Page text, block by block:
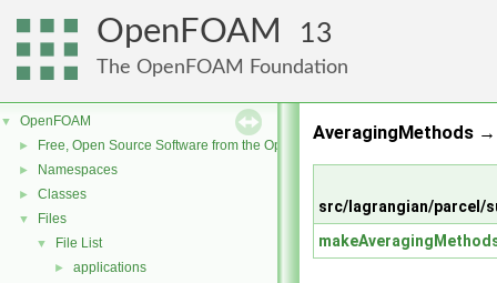
OpenFOAM 13
The OpenFOAM Foundation
▼ OpenFOAM
► Free, Open Source Software from the OpenFOAM Foundation
► Namespaces
► Classes
▼ Files
▼ File List
► applications
AveragingMethods →
src/lagrangian/parcel/